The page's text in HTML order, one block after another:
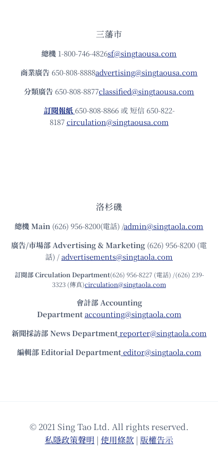
三藩市
總機 1-800-746-4826sf@singtaousa.com
商業廣告 650-808-8888advertising@singtaousa.com
分類廣告 650-808-8877classified@singtaousa.com
訂閱報紙 650-808-8866 或 短信 650-822-
8187circulation@singtaousa.com
洛杉磯
總機Main (626) 956-8200(電話) /admin@singtaola.com
廣告/市場部Advertising & Marketing (626) 956-8200 (電
話) /advertisements@singtaola.com
訂閱部 Circulation Department(626) 956-8227 (電話) /(626) 239-
3323 (傳真)circulation@singtaola.com
會計部 Accounting
Department accounting@singtaola.com
新聞採訪部 News Department reporter@singtaola.com
編輯部 Editorial Department editor@singtaola.com
© 2021 Sing Tao Ltd. All rights reserved.
私隱政策聲明 | 使⽤條款 | 版權告⽰